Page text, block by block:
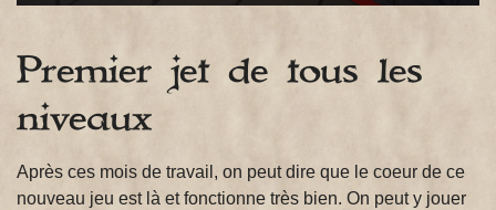
Premier jet de tous les
niveaux
Après ces mois de travail, on peut dire que le coeur de ce
nouveau jeu est là et fonctionne très bien. On peut y jouer